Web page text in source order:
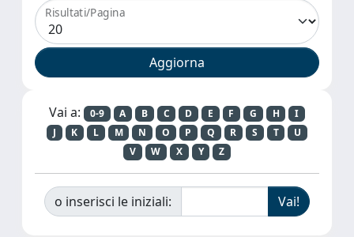
Risultati/Pagina
Vai a: 0-9 A B C D E F G H
I
J
K L M N O P Q R S T
U
V
W X Y Z
o inserisci le iniziali: